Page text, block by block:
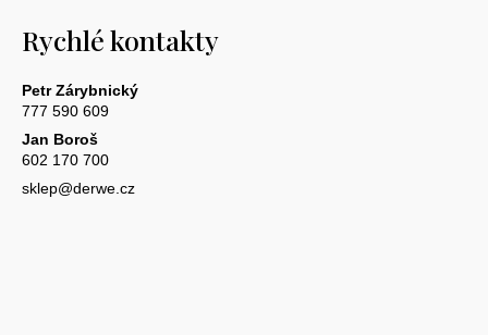
Rychlé kontakty
Petr Zárybnický
777 590 609
Jan Boroš
602 170 700
sklep@derwe.cz